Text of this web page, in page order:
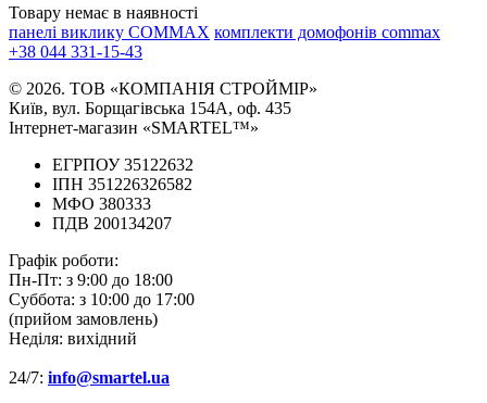
Товару немає в наявності
панелі виклику COMMAX комплекти домофонів commax
+38 044 331-15-43
© 2026. ТОВ «КОМПАНІЯ СТРОЙМІР»
Київ, вул. Борщагівська 154А, оф. 435
Інтернет-магазин «SMARTEL™»
ЕГРПОУ 35122632
ІПН 351226326582
МФО 380333
ПДВ 200134207
Графік роботи:
Пн-Пт: з 9:00 до 18:00
Суббота: з 10:00 до 17:00
(прийом замовлень)
Неділя: вихідний
24/7: info@smartel.ua